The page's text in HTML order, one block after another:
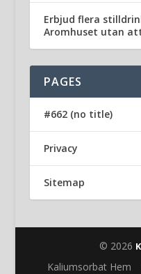
Erbjud flera
Aromhuset utan
PAGES
#662 (no title)
Privacy
Sitemap
© 2026
Kaliumsorbat Hem